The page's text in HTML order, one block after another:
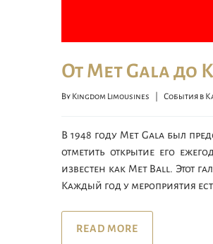
От Met Gala до
By Kingdom Limousines События в
В 1948 году Met Gala был
отметить открытие его
известен как Met Ball. Этот
Каждый год у мероприятия
READ MORE